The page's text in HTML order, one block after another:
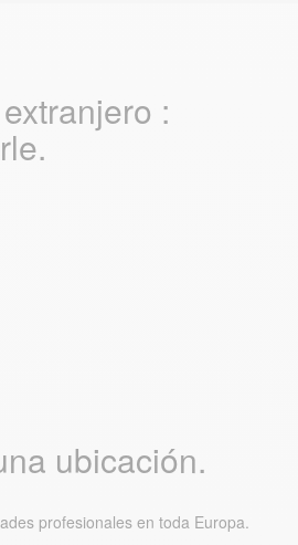
:
ubicación.
profesionales en toda Europa.